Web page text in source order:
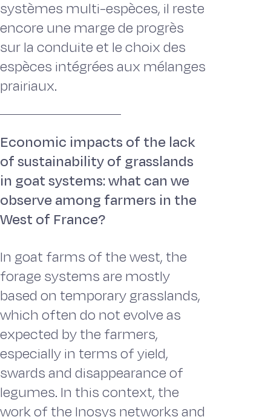
systèmes multi-espèces, il reste
encore une marge de progrès
sur la conduite et le choix des
espèces intégrées aux mélanges
prairiaux.
Economic impacts of the lack
of sustainability of grasslands
in goat systems: what can we
observe among farmers in the
West of France?
In goat farms of the west, the
forage systems are mostly
based on temporary grasslands,
which often do not evolve as
expected by the farmers,
especially in terms of yield,
swards and disappearance of
legumes. In this context, the
work of the Inosys networks and